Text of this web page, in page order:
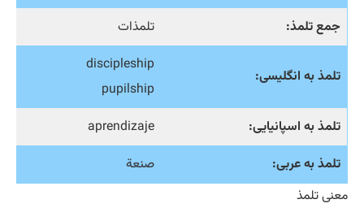
جمع تلمذ:
تلمذات
تلمذ به انگلیسی:
discipleship
pupilship
تلمذ به اسپانیایی:
aprendizaje
تلمذ به عربی:
صنعة
معنی تلمذ